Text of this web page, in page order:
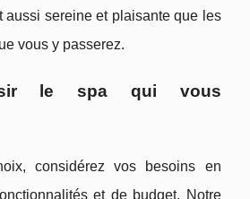
aussi sereine et plaisante que les
vous y passerez.
le spa qui vous
considérez vos besoins en
et de budget. Notre